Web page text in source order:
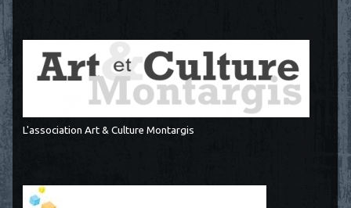
L'association Art & Culture Montargis